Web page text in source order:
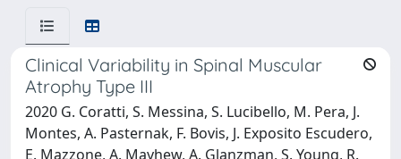
Clinical Variability in Spinal Muscular
Atrophy Type III
2020 G. Coratti, S. Messina, S. Lucibello, M. Pera, J.
Montes, A. Pasternak, F. Bovis, J. Exposito Escudero,
E. Mazzone, A. Mayhew, A. Glanzman, S. Young, R.